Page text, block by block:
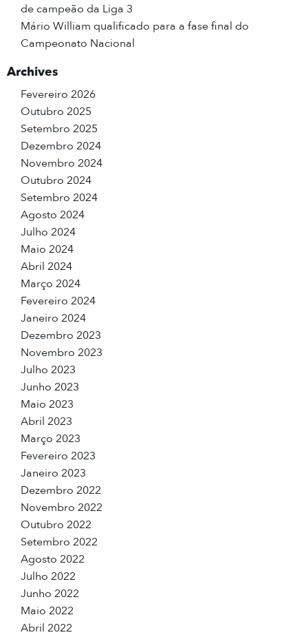
de campeão da Liga 3
Mário William qualificado para a fase final do
Campeonato Nacional
Archives
Fevereiro 2026
Outubro 2025
Setembro 2025
Dezembro 2024
Novembro 2024
Outubro 2024
Setembro 2024
Agosto 2024
Julho 2024
Maio 2024
Abril 2024
Março 2024
Fevereiro 2024
Janeiro 2024
Dezembro 2023
Novembro 2023
Julho 2023
Junho 2023
Maio 2023
Abril 2023
Março 2023
Fevereiro 2023
Janeiro 2023
Dezembro 2022
Novembro 2022
Outubro 2022
Setembro 2022
Agosto 2022
Julho 2022
Junho 2022
Maio 2022
Abril 2022